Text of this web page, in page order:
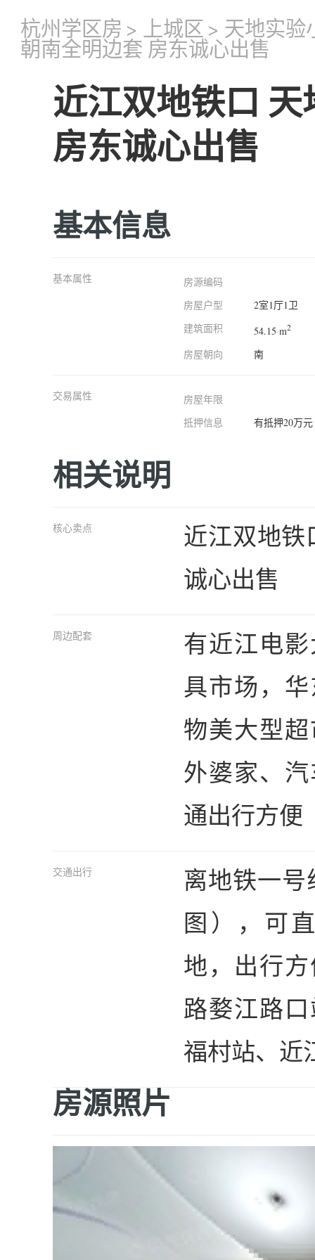
杭州学区房 > 上城区 > 天地实验
朝南全明边套 房东诚心出售
近江双地铁口
房东诚心出售
基本信息
基本属性
房源编码
房屋户型
2室1厅1卫
建筑面积
54.15 m2
房屋朝向 南
交易属性
房屋年限
抵押信息
有抵押20万元
相关说明
核心卖点
近江双地铁
诚心出售
周边配套
有近江电
具市场，
物美大型
外婆家、
通出行方便
交通出行
离地铁一号
图），可
地，出行
路婺江路
福村站、近
房源照片